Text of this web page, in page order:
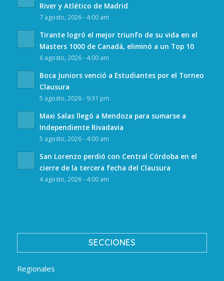
River y Atlético de Madrid
7 agosto, 2026 - 4:00 am
Tirante logró el mejor triunfo de su vida en el
Masters 1000 de Canadá, eliminó a un Top 10
6 agosto, 2026 - 4:00 am
Boca Juniors venció a Estudiantes por el Torneo
Clausura
5 agosto, 2026 - 9:31 pm
Maxi Salas llegó a Mendoza para sumarse a
Independiente Rivadavia
5 agosto, 2026 - 4:00 am
San Lorenzo perdió con Central Córdoba en el
cierre de la tercera fecha del Clausura
4 agosto, 2026 - 4:00 am
SECCIONES
Regionales